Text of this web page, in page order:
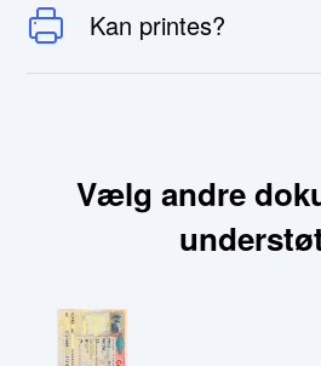
Kan printes?
Vælg andre